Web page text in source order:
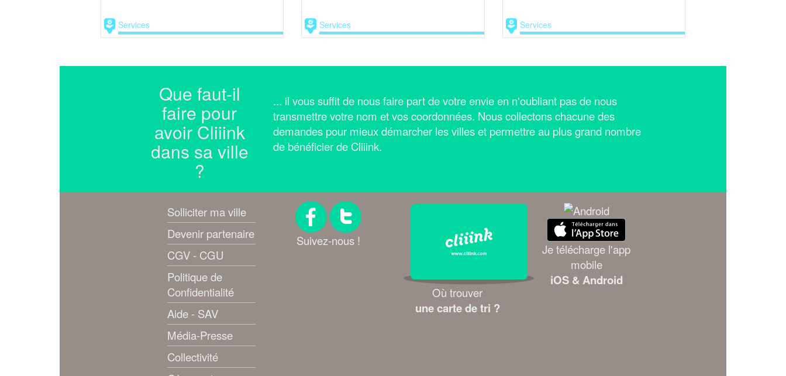
Services Services Services
Que faut-il
faire pour
avoir Cliiink
dans sa ville
?
... il vous suffit de nous faire part de votre envie en n'oubliant pas de nous
transmettre votre nom et vos coordonnées. Nous collectons chacune des
demandes pour mieux démarcher les villes et permettre au plus grand nombre
de bénéficier de Cliiink.
Solliciter ma ville
Devenir partenaire
CGV - CGU
Politique de
Confidentialité
Aide - SAV
Média-Presse
Collectivité
Suivez-nous !
Où trouver
une carte de tri ?
Je télécharge l'app
mobile
iOS & Android